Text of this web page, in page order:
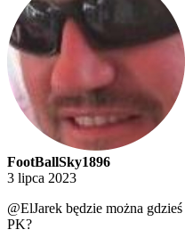
FootBallSky1896
3 lipca 2023
@ElJarek będzie można
PK?